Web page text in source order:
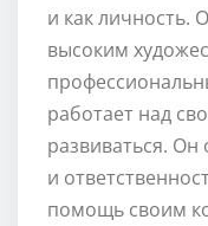
и как личность.
высоким
работает над
развиваться. Он
и
помощь своим